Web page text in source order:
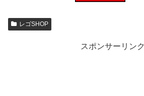
レゴSHOP
スポンサーリンク